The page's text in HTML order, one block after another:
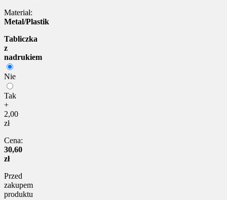
Materiał:
Metal/Plastik
Tabliczka
z
nadrukiem
Nie
Tak
+
2,00
zł
Cena:
30,60
zł
Przed
zakupem
produktu